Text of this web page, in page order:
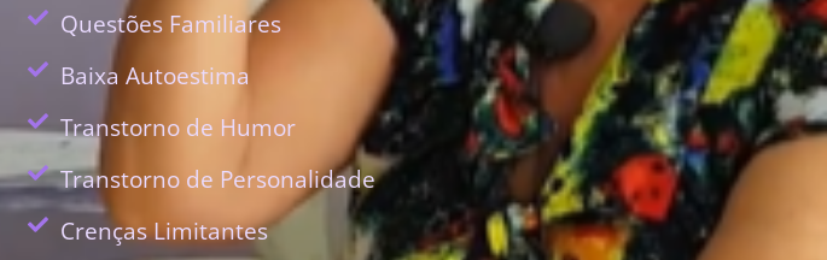
Questões Familiares
Baixa Autoestima
Transtorno de Humor
Transtorno de Personalidade
Crenças Limitantes